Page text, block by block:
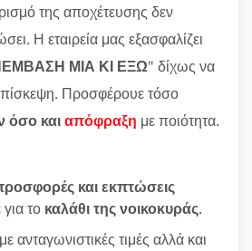
της αποχέτευσης δεν
Η εταιρεία μας εξασφαλίζει
ΜΙΑ ΚΙ ΕΞΩ" δίχως να
Προσφέρουε τόσο
όσο καιαπόφραξη με ποιότητα.
και εκπτώσεις
το καλάθι της νοικοκυράς.
ανταγωνιστικές τιμές αλλά και